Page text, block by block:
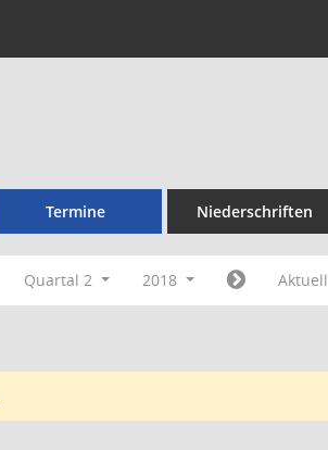
Termine Niederschriften
Quartal 2 2018 Aktuell